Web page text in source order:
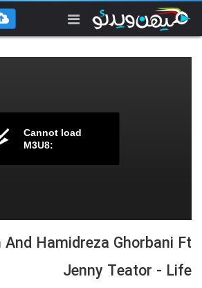
Cannot load
M3U8:
Hamidreza Ghorbani Ft
Jenny Teator - Life